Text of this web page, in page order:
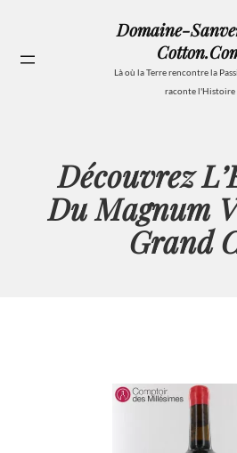
contenu
Domaine-
Là où la Terre rencontre la
raconte l'Histoire
Découvrez
Du Magnum
Grand